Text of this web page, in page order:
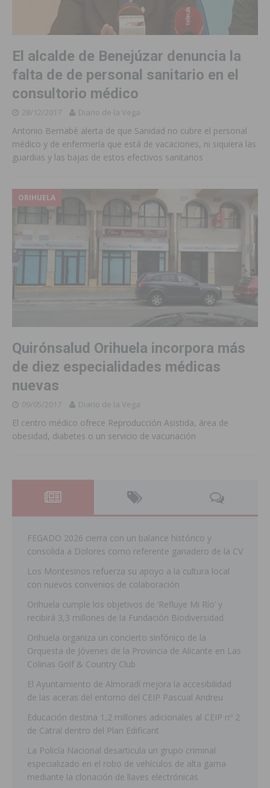
El alcalde de Benejúzar denuncia la
falta de de personal sanitario en el
consultorio médico
28/12/2017 Diario de la Vega
Antonio Bernabé alerta de que Sanidad no cubre el personal
médico y de enfermería que está de vacaciones, ni siquiera las
guardias y las bajas de estos efectivos sanitarios
ORIHUELA
Quirónsalud Orihuela incorpora más
de diez especialidades médicas
nuevas
09/05/2017 Diario de la Vega
El centro médico ofrece Reproducción Asistida, área de
obesidad, diabetes o un servicio de vacunación
FEGADO 2026 cierra con un balance histórico y
consolida a Dolores como referente ganadero de la CV
Los Montesinos refuerza su apoyo a la cultura local
con nuevos convenios de colaboración
Orihuela cumple los objetivos de ‘Refluye Mi Río’ y
recibirá 3,3 millones de la Fundación Biodiversidad
Orihuela organiza un concierto sinfónico de la
Orquesta de Jóvenes de la Provincia de Alicante en Las
Colinas Golf & Country Club
El Ayuntamiento de Almoradí mejora la accesibilidad
de las aceras del entorno del CEIP Pascual Andreu
Educación destina 1,2 millones adicionales al CEIP nº 2
de Catral dentro del Plan Edificant
La Policía Nacional desarticula un grupo criminal
especializado en el robo de vehículos de alta gama
mediante la clonación de llaves electrónicas